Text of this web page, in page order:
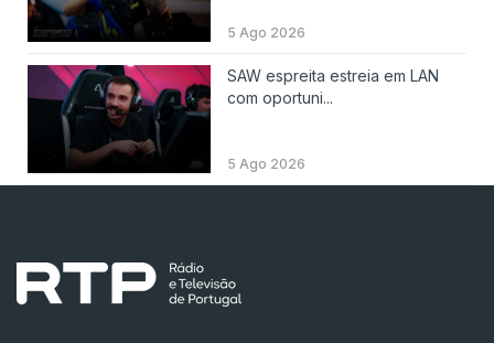
5 Ago 2026
SAW espreita estreia em LAN
com oportuni...
5 Ago 2026